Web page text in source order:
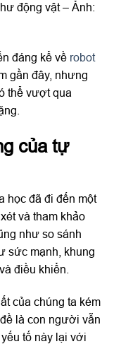
động vật – Ảnh:
đáng kể về robot
gần đây, nhưng
thể vượt qua
của tự
học đã đi đến một
và tham khảo
như so sánh
sức mạnh, khung
điều khiển.
của chúng ta kém
là con người vẫn
tố này lại với